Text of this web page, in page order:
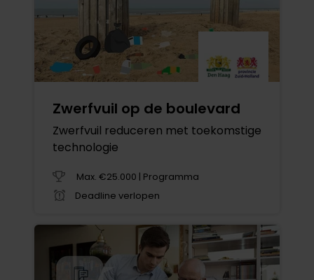
Zwerfvuil op de boulevard
Zwerfvuil reduceren met toekomstige
technologie
Max. €25.000 | Programma
Deadline verlopen